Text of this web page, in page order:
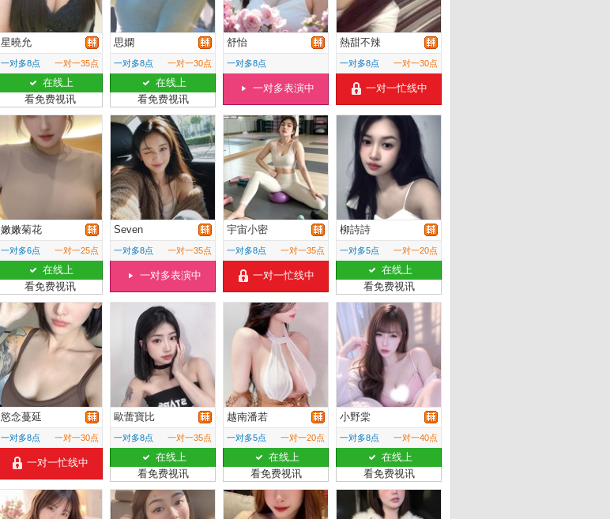
星曉允
一对多8点 一对一35点
在线上
看免费视讯
思嫻
一对多8点 一对一30点
在线上
看免费视讯
舒怡
一对多8点
一对多表演中
熱甜不辣
一对多8点 一对一30点
一对一忙线中
嫩嫩菊花
一对多6点 一对一25点
在线上
看免费视讯
Seven
一对多8点 一对一35点
一对多表演中
宇宙小密
一对多8点 一对一35点
一对一忙线中
柳詩詩
一对多5点 一对一20点
在线上
看免费视讯
慾念蔓延
一对多8点 一对一30点
一对一忙线中
歐蕾寶比
一对多8点 一对一35点
在线上
看免费视讯
越南潘若
一对多5点 一对一20点
在线上
看免费视讯
小野棠
一对多8点 一对一40点
在线上
看免费视讯